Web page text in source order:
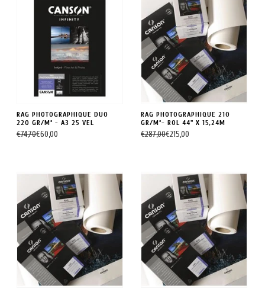
RAG PHOTOGRAPHIQUE DUO
220 GR/M² - A3 25 VEL
€74,70€60,00
RAG PHOTOGRAPHIQUE 210
GR/M²- ROL 44" X 15,24M
€287,00€215,00